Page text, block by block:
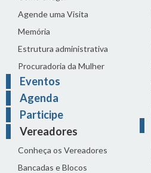
Agende uma Visita
Memória
Estrutura administrativa
Procuradoria da Mulher
Eventos
Agenda
Participe
Vereadores
Conheça os Vereadores
Bancadas e Blocos